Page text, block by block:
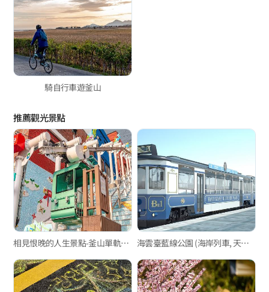
騎自行車遊釜山
推薦觀光景點
相見恨晚的人生景點-釜山單軌電車篇 海雲臺藍線公園 (海岸列車, 天空膠囊列車)